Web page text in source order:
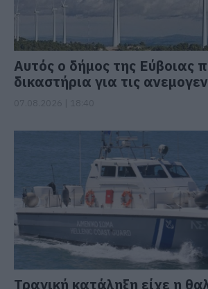
Αυτός ο δήμος της Εύβοιας
δικαστήρια για τις
Τραγική κατάληξη είχε η